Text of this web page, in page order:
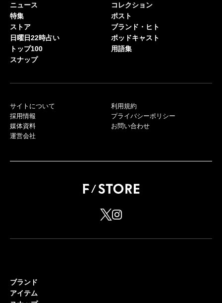
ニュース
特集
ストア
日曜日22時占い
トップ100
スナップ
コレクション
ポスト
ブランド・ヒト
ポッドキャスト
用語集
サイトについて
採用情報
媒体資料
運営会社
利用規約
プライバシーポリシー
お問い合わせ
ブランド
アイテム